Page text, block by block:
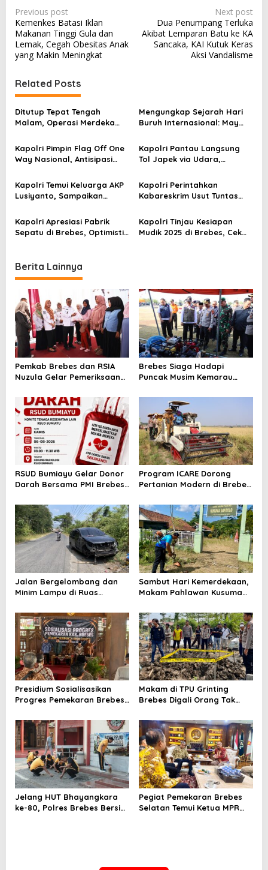
P
o
s
t
n
a
v
i
g
a
t
i
n
Previous post
Kemenkes Batasi Iklan
Makanan Tinggi Gula dan
Lemak, Cegah Obesitas Anak
yang Makin Meningkat
Next post
Dua Penumpang Terluka
Akibat Lemparan Batu ke KA
Sancaka, KAI Kutuk Keras
Aksi Vandalisme
Related Posts
Ditutup Tepat Tengah
Malam, Operasi Merdeka
HUT RI ke-80
Mengungkap Sejarah Hari
Buruh Internasional: May
Kapolri Pimpin Flag Off One
Way Nasional, Antisipasi
Kapolri Pantau Langsung
Tol Japek via Udara,
Kemacetan
Kapolri Temui Keluarga AKP
Lusiyanto, Sampaikan
Kapolri Perintahkan
Kabareskrim Usut Tuntas
Tempo
Kapolri Apresiasi Pabrik
Sepatu di Brebes, Optimistis
Kapolri Tinjau Kesiapan
Mudik 2025 di Brebes, Cek
Berita Lainnya
Pemkab Brebes dan RSIA
Nuzula Gelar Pemeriksaan
Perkuat Kesehatan Ibu dan
Bayi
Brebes Siaga Hadapi
Puncak Musim Kemarau
Kesiapsiagaan Bencana dan
Karhutla
RSUD Bumiayu Gelar Donor
Darah Bersama PMI Brebes
Indonesia
Program ICARE Dorong
Pertanian Modern di Brebes,
Tembus 10,2 Ton per Hektare
Jalan Bergelombang dan
Minim Lampu di Ruas
Telan Korban, Innova
Hantam Pohon di
Bantarkawung
Sambut Hari Kemerdekaan,
Makam Pahlawan Kusuma
Dibersihkan
Presidium Sosialisasikan
Progres Pemekaran Brebes
Pansus DPRD Jateng Jadi
Tahap Berikutnya
Makam di TPU Grinting
Brebes Digali Orang Tak
Selidiki Motif Pelaku
Jelang HUT Bhayangkara
ke-80, Polres Brebes Bersih-
Pegiat Pemekaran Brebes
Selatan Temui Ketua MPR